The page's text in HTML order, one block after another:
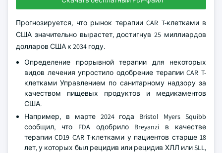
Прогнозируется, что рынок терапии CAR T-клетками в
США значительно вырастет, достигнув 25 миллиардов
долларов США к 2034 году.
Определение прорывной терапии для некоторых
видов лечения упростило одобрение терапии CAR T-
клетками Управлением по санитарному надзору за
качеством пищевых продуктов и медикаментов
США.
Например, в марте 2024 года Bristol Myers Squibb
сообщил, что FDA одобрило Breyanzi в качестве
терапии CD19 CAR T-клетками у пациентов старше 18
лет, у которых был рецидив или рецидив ХЛЛ или SLL,